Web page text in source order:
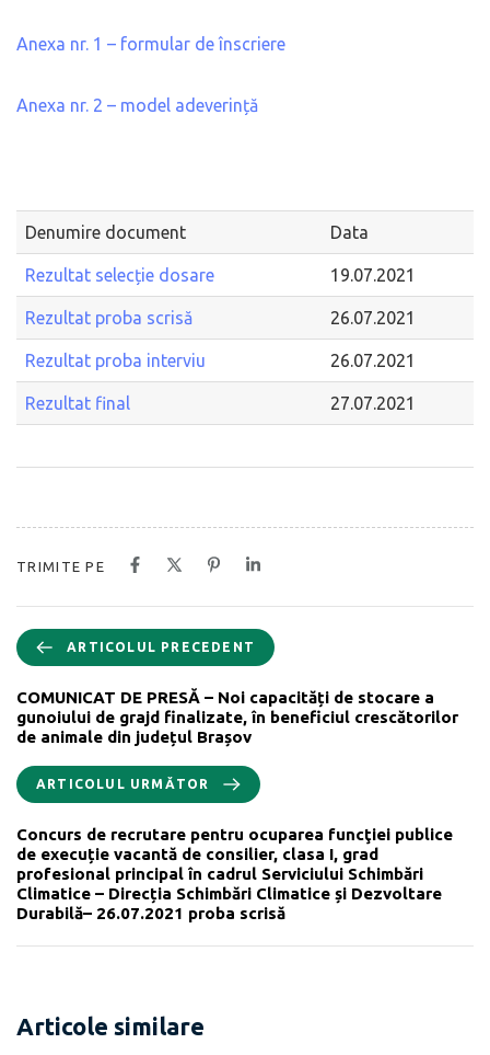
Anexa nr. 1 – formular de înscriere
Anexa nr. 2 – model adeverință
Denumire document Data
Rezultat selecție dosare 19.07.2021
Rezultat proba scrisă 26.07.2021
Rezultat proba interviu 26.07.2021
Rezultat final 27.07.2021
TRIMITE PE
ARTICOLUL PRECEDENT
COMUNICAT DE PRESĂ – Noi capacități de stocare a
gunoiului de grajd finalizate, în beneficiul crescătorilor
de animale din județul Brașov
ARTICOLUL URMĂTOR
Concurs de recrutare pentru ocuparea funcţiei publice
de execuție vacantă de consilier, clasa I, grad
profesional principal în cadrul Serviciului Schimbări
Climatice – Direcția Schimbări Climatice și Dezvoltare
Durabilă– 26.07.2021 proba scrisă
Articole similare